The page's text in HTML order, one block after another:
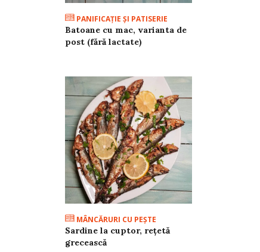
PANIFICAŢIE ŞI PATISERIE
Batoane cu mac, varianta de
post (fără lactate)
MÂNCĂRURI CU PEŞTE
Sardine la cuptor, rețetă
grecească